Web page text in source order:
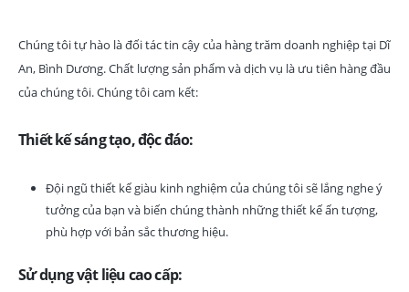
Chúng tôi tự hào là đối tác tin cậy của hàng trăm doanh nghiệp tại Dĩ
An, Bình Dương. Chất lượng sản phẩm và dịch vụ là ưu tiên hàng đầu
của chúng tôi. Chúng tôi cam kết:
Thiết kế sáng tạo, độc đáo:
Đội ngũ thiết kế giàu kinh nghiệm của chúng tôi sẽ lắng nghe ý
tưởng của bạn và biến chúng thành những thiết kế ấn tượng,
phù hợp với bản sắc thương hiệu.
Sử dụng vật liệu cao cấp: